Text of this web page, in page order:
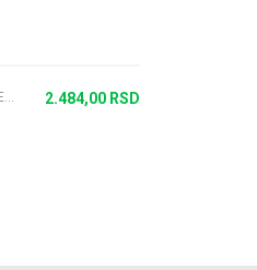
NOVA UNICA PREKIDAČI I UTIČNICE ANTRACIT 2.484,00 RSD